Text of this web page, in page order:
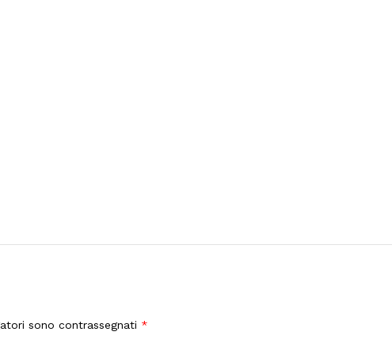
sono contrassegnati *